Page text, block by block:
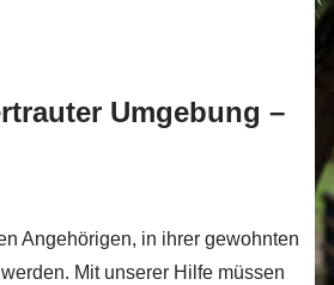
Umgebung –
Angehörigen, in ihrer gewohnten
Mit unserer Hilfe müssen